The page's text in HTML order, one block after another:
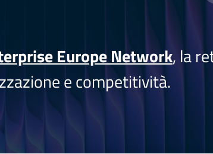
Europe Network, la
e competitività.